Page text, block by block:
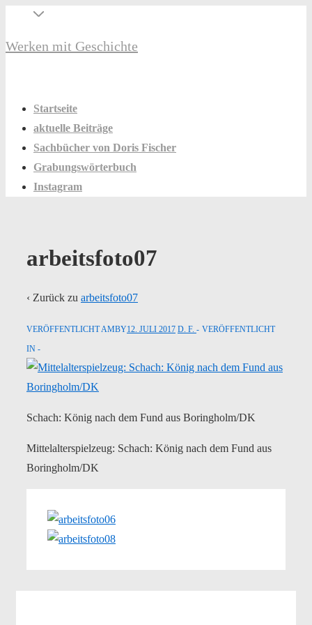
Inhalt
Secondary
Werken mit Geschichte
Startseite
aktuelle Beiträge
Sachbücher von Doris Fischer
Grabungswörterbuch
Instagram
arbeitsfoto07
‹ Zurück zu arbeitsfoto07
VERÖFFENTLICHT AMBY12. JULI 2017 D. F.
VERÖFFENTLICHT
IN
Schach: König nach dem Fund aus Boringholm/DK
Mittelalterspielzeug: Schach: König nach dem Fund aus
Boringholm/DK